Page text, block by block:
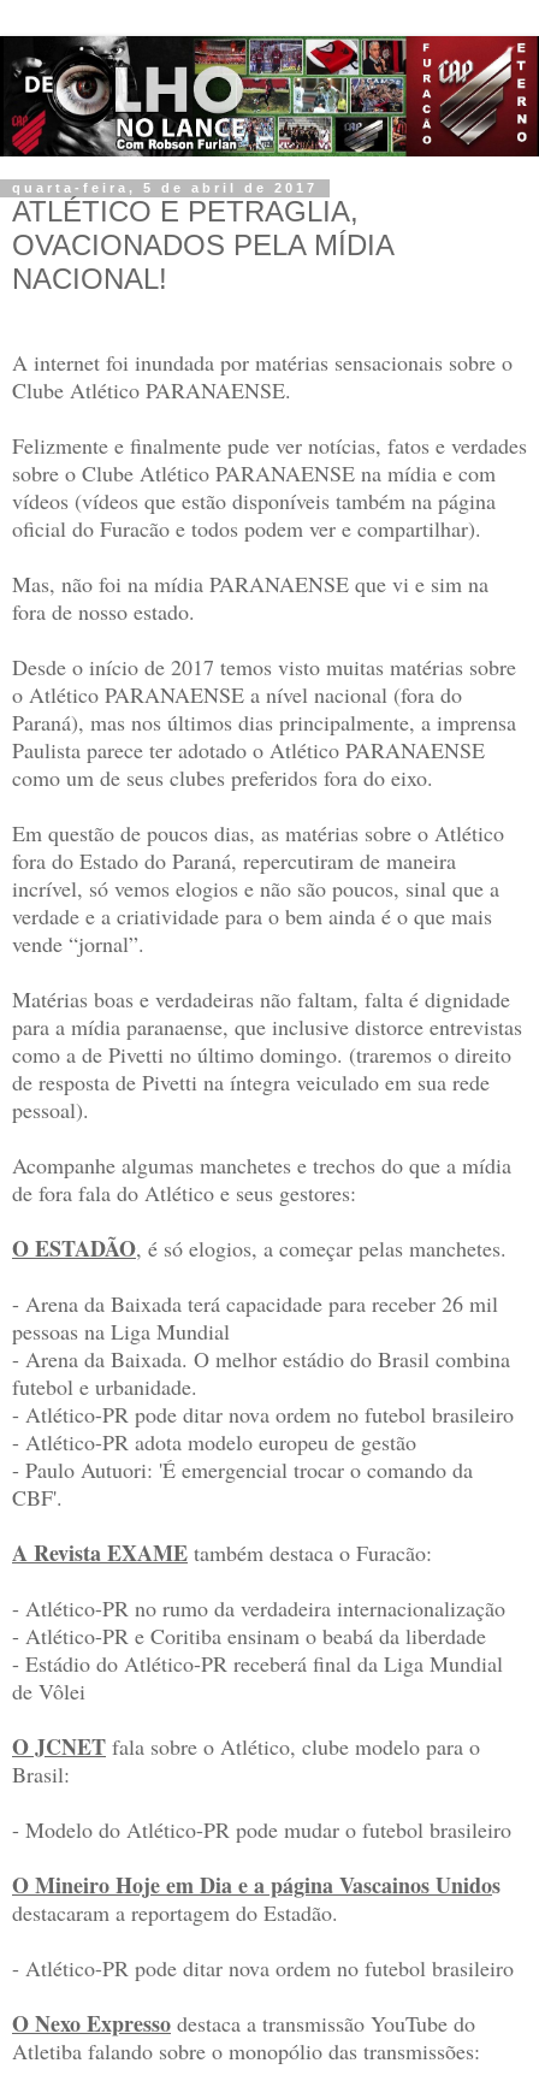
quarta-feira, 5 de abril de 2017
ATLÉTICO E PETRAGLIA,
OVACIONADOS PELA MÍDIA
NACIONAL!
A internet foi inundada por matérias sensacionais sobre o
Clube Atlético PARANAENSE.
Felizmente e finalmente pude ver notícias, fatos e verdades
sobre o Clube Atlético PARANAENSE na mídia e com
vídeos (vídeos que estão disponíveis também na página
oficial do Furacão e todos podem ver e compartilhar).
Mas, não foi na mídia PARANAENSE que vi e sim na
fora de nosso estado.
Desde o início de 2017 temos visto muitas matérias sobre
o Atlético PARANAENSE a nível nacional (fora do
Paraná), mas nos últimos dias principalmente, a imprensa
Paulista parece ter adotado o Atlético PARANAENSE
como um de seus clubes preferidos fora do eixo.
Em questão de poucos dias, as matérias sobre o Atlético
fora do Estado do Paraná, repercutiram de maneira
incrível, só vemos elogios e não são poucos, sinal que a
verdade e a criatividade para o bem ainda é o que mais
vende “jornal”.
Matérias boas e verdadeiras não faltam, falta é dignidade
para a mídia paranaense, que inclusive distorce entrevistas
como a de Pivetti no último domingo. (traremos o direito
de resposta de Pivetti na íntegra veiculado em sua rede
pessoal).
Acompanhe algumas manchetes e trechos do que a mídia
de fora fala do Atlético e seus gestores:
O ESTADÃO, é só elogios, a começar pelas manchetes.
- Arena da Baixada terá capacidade para receber 26 mil
pessoas na Liga Mundial
- Arena da Baixada. O melhor estádio do Brasil combina
futebol e urbanidade.
- Atlético-PR pode ditar nova ordem no futebol brasileiro
- Atlético-PR adota modelo europeu de gestão
- Paulo Autuori: 'É emergencial trocar o comando da
CBF'.
A Revista EXAME também destaca o Furacão:
- Atlético-PR no rumo da verdadeira internacionalização
- Atlético-PR e Coritiba ensinam o beabá da liberdade
- Estádio do Atlético-PR receberá final da Liga Mundial
de Vôlei
O JCNET fala sobre o Atlético, clube modelo para o
Brasil:
- Modelo do Atlético-PR pode mudar o futebol brasileiro
O Mineiro Hoje em Dia e a página Vascainos Unidos
destacaram a reportagem do Estadão.
- Atlético-PR pode ditar nova ordem no futebol brasileiro
O Nexo Expresso destaca a transmissão YouTube do
Atletiba falando sobre o monopólio das transmissões: